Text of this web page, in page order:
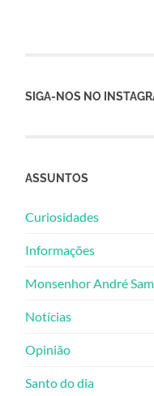
SIGA-NOS NO
ASSUNTOS
Curiosidades
Informações
Monsenhor André
Notícias
Opinião
Santo do dia